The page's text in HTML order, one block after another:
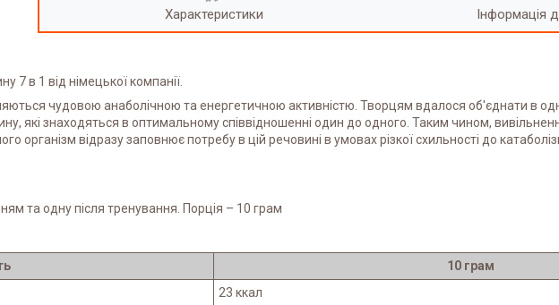
Характеристики Інформація
7 в 1 від німецької компанії.
чудовою анаболічною та енергетичною активністю. Творцям вдалося об'єднати в
які знаходяться в оптимальному співвідношенні один до одного. Таким чином,
організм відразу заповнює потребу в цій речовині в умовах різкої схильності до
та одну після тренування. Порція – 10 грам
10 грам
23 ккал